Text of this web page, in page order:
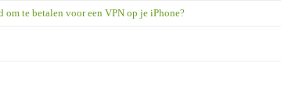
om te betalen voor een VPN op je iPhone?